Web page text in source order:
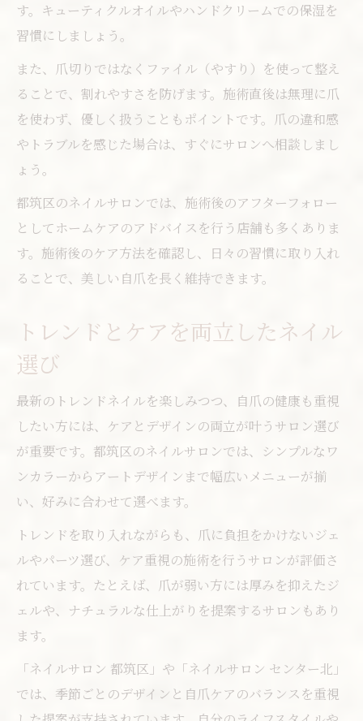
す。キューティクルオイルやハンドクリームでの保湿を
習慣にしましょう。
また、爪切りではなくファイル（やすり）を使って整え
ることで、割れやすさを防げます。施術直後は無理に爪
を使わず、優しく扱うこともポイントです。爪の違和感
やトラブルを感じた場合は、すぐにサロンへ相談しまし
ょう。
都筑区のネイルサロンでは、施術後のアフターフォロー
としてホームケアのアドバイスを行う店舗も多くありま
す。施術後のケア方法を確認し、日々の習慣に取り入れ
ることで、美しい自爪を長く維持できます。
トレンドとケアを両立したネイル
選び
最新のトレンドネイルを楽しみつつ、自爪の健康も重視
したい方には、ケアとデザインの両立が叶うサロン選び
が重要です。都筑区のネイルサロンでは、シンプルなワ
ンカラーからアートデザインまで幅広いメニューが揃
い、好みに合わせて選べます。
トレンドを取り入れながらも、爪に負担をかけないジェ
ルやパーツ選び、ケア重視の施術を行うサロンが評価さ
れています。たとえば、爪が弱い方には厚みを抑えたジ
ェルや、ナチュラルな仕上がりを提案するサロンもあり
ます。
「ネイルサロン 都筑区」や「ネイルサロン センター北」
では、季節ごとのデザインと自爪ケアのバランスを重視